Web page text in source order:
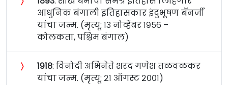
आधुनिक बंगाली इतिहासकार इंदुभूषण बॅनर्जी
यांचा जन्म. (मृत्यू: १३ नोव्हेंबर १९५६ –
कोलकता, पश्चिम बंगाल)
〉 १९१८: विनोदी अभिनेते शरद गणेश तळवळकर
यांचा जन्म. (मृत्यू: २१ ऑगस्ट २००१)